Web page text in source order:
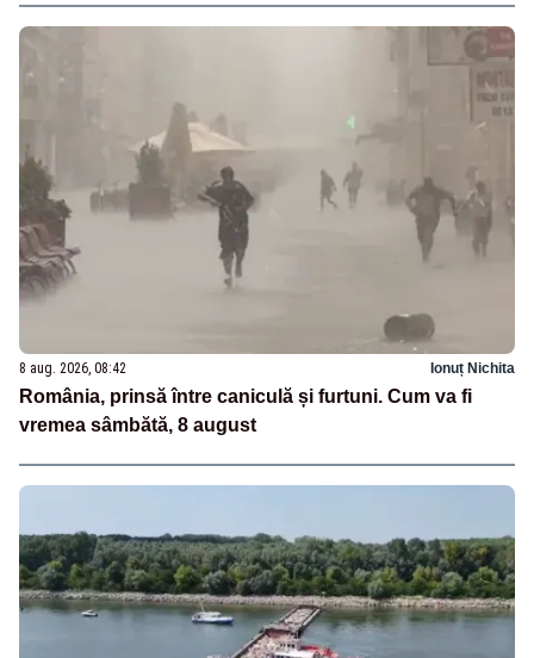
8 aug. 2026, 08:42 Ionuț Nichita
România, prinsă între caniculă și furtuni. Cum va fi
vremea sâmbătă, 8 august